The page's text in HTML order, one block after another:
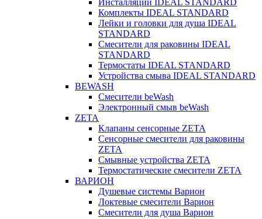
Инсталляции IDEAL STANDARD
Комплекты IDEAL STANDARD
Лейки и головки для душа IDEAL
STANDARD
Смесители для раковины IDEAL
STANDARD
Термостаты IDEAL STANDARD
Устройства смыва IDEAL STANDARD
BEWASH
Смесители beWash
Электронный смыв beWash
ZETA
Клапаны сенсорные ZETA
Сенсорные смесители для раковины
ZETA
Смывные устройства ZETA
Термостатические смесители ZETA
ВАРИОН
Душевые системы Варион
Локтевые смесители Варион
Смесители для душа Варион